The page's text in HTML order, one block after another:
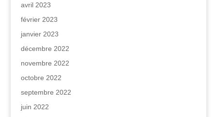
avril 2023
février 2023
janvier 2023
décembre 2022
novembre 2022
octobre 2022
septembre 2022
juin 2022